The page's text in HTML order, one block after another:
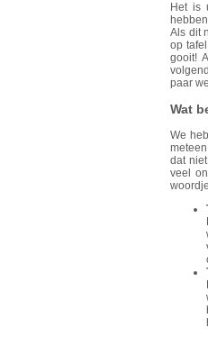
Het is
Als dit
op
gooit!
paar
Wat
We
dat
veel